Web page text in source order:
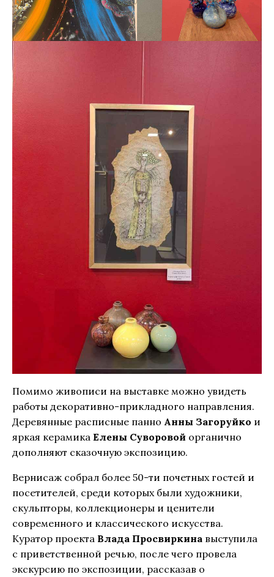
Помимо живописи на выставке можно увидеть
работы декоративно-прикладного направления.
Деревянные расписные панно Анны Загоруйко и
яркая керамика Елены Суворовой органично
дополняют сказочную экспозицию.
Вернисаж собрал более 50-ти почетных гостей и
посетителей, среди которых были художники,
скульпторы, коллекционеры и ценители
современного и классического искусства.
Куратор проекта Влада Просвиркина выступила
с приветственной речью, после чего провела
экскурсию по экспозиции, рассказав о